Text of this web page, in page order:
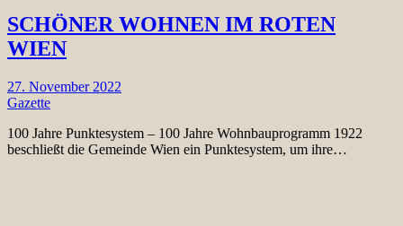
SCHÖNER WOHNEN IM ROTEN
WIEN
27. November 2022
Gazette
100 Jahre Punktesystem – 100 Jahre Wohnbauprogramm 1922
beschließt die Gemeinde Wien ein Punktesystem, um ihre…